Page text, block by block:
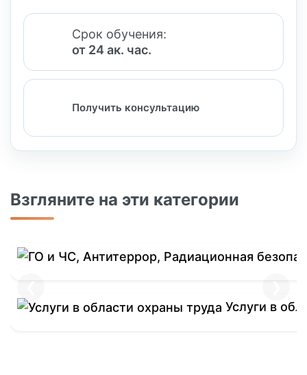
Срок обучения:
от 24 ак. час.
Получить консультацию
Взгляните на эти категории
Услуги в